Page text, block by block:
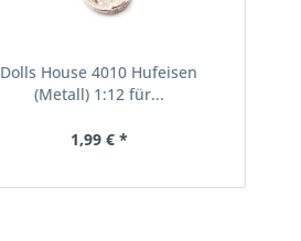
Dolls House 4010 Hufeisen
(Metall) 1:12 für...
1,99 € *